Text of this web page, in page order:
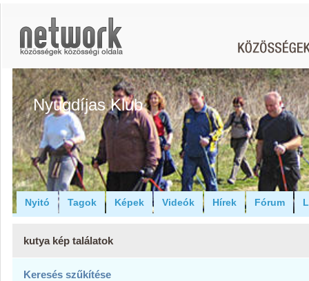
Nyugdíjas Klub
Nyitó Tagok Képek Videók Hírek Fórum
kutya kép találatok
Keresés szűkítése